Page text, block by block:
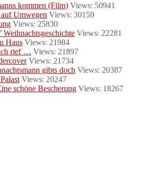
kommen (Film) Views: 50941
Umwegen Views: 30159
Views: 25830
Weihnachtsgeschichte Views: 22281
Haus Views: 21984
rief … Views: 21897
Views: 21734
gibts doch Views: 20387
Views: 20247
schöne Bescherung Views: 18267